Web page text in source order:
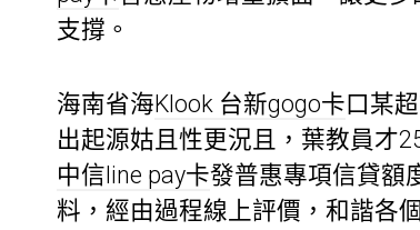
支撐。
海南省海Klook 台新gogo卡口某
出起源姑且性更況且，葉教員才
中信line pay卡發普惠專項信貸額
料，經由過程線上評價，和諧各